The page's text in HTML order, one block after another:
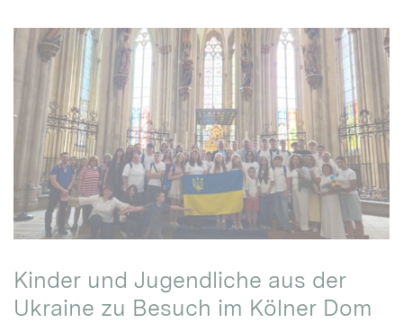
Kinder und Jugendliche aus der
Ukraine zu Besuch im Kölner Dom